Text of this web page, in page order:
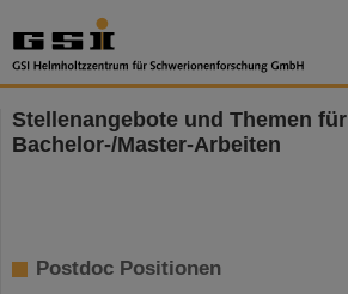
Stellenangebote und Themen für
Bachelor-/Master-Arbeiten
Postdoc Positionen